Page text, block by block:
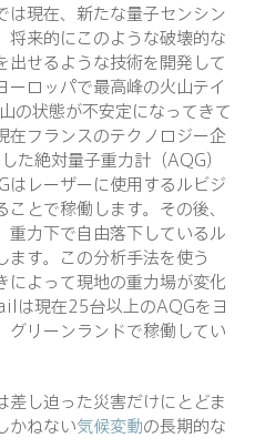
は現在、新たな量子センシン
将来的にこのような破壊的な
出せるような技術を開発して
ーロッパで最高峰の火山テイ
の状態が不安定になってきて
在フランスのテクノロジー企
た絶対量子重力計（AQG）
レーザーに使用するルビジ
とで稼働します。その後、
重力下で自由落下しているル
ます。この分析手法を使う
によって現地の重力場が変化
は現在25台以上のAQGをヨ
グリーンランドで稼働してい
し迫った災害だけにとどま
かねない気候変動の長期的な